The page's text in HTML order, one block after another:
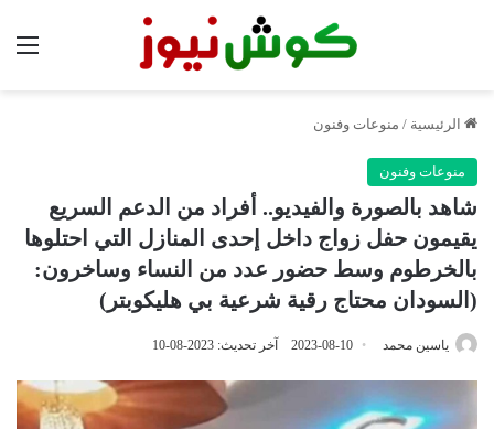
الرئيسية / منوعات وفنون
منوعات وفنون
شاهد بالصورة والفيديو.. أفراد من الدعم السريع
يقيمون حفل زواج داخل إحدى المنازل التي احتلوها
بالخرطوم وسط حضور عدد من النساء وساخرون:
(السودان محتاج رقية شرعية بي هليكوبتر)
ياسين محمد 2023-08-10 آخر تحديث: 2023-08-10